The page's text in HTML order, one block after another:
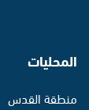
المحليات
منطقة القدس